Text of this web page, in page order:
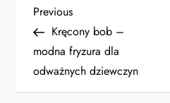
N
a
w
Previous
Post
Previous
Kręcony bob –
modna fryzura dla
odważnych dziewczyn